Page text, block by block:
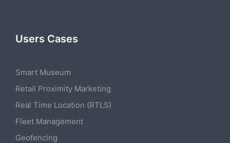
Users Cases
Smart Museum
Retail Proximity Marketing
Real Time Location (RTLS)
Fleet Management
Geofencing